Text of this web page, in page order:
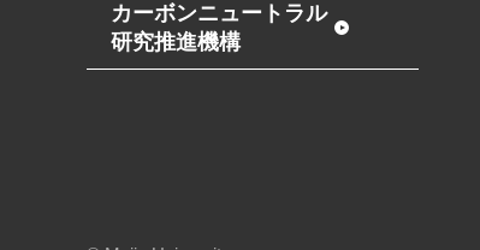
カーボンニュートラル
研究推進機構